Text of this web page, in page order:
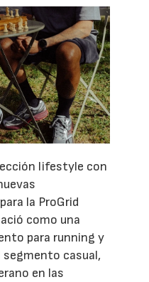
lifestyle con
la ProGrid
como una
para running y
segmento casual,
en las